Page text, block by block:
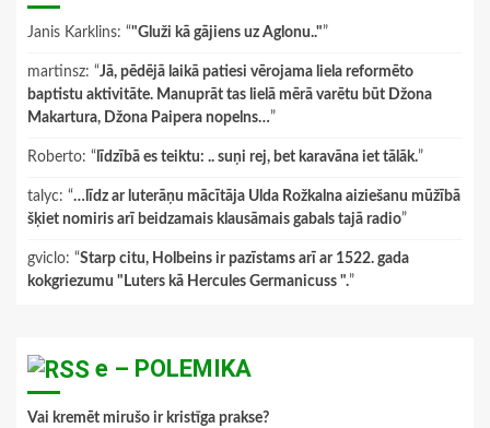
Janis Karklins: “"Gluži kā gājiens uz Aglonu.."”
martinsz: “Jā, pēdējā laikā patiesi vērojama liela reformēto
baptistu aktivitāte. Manuprāt tas lielā mērā varētu būt Džona
Makartura, Džona Paipera nopelns…”
Roberto: “ līdzībā es teiktu: .. suņi rej, bet karavāna iet tālāk.”
talyc: “…līdz ar luterāņu mācītāja Ulda Rožkalna aiziešanu mūžībā
šķiet nomiris arī beidzamais klausāmais gabals tajā radio”
gviclo: “Starp citu, Holbeins ir pazīstams arī ar 1522. gada
kokgriezumu "Luters kā Hercules Germanicuss ".”
e – POLEMIKA
Vai kremēt mirušo ir kristīga prakse?